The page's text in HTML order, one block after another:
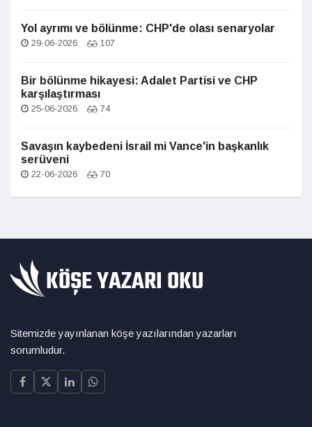
Yol ayrımı ve bölünme: CHP'de olası senaryolar
29-06-2026 107
Bir bölünme hikayesi: Adalet Partisi ve CHP
karşılaştırması
25-06-2026 74
Savaşın kaybedeni İsrail mi Vance'in başkanlık
serüveni
22-06-2026 70
Sitemizde yayınlanan köşe yazılarından yazarları
sorumludur.